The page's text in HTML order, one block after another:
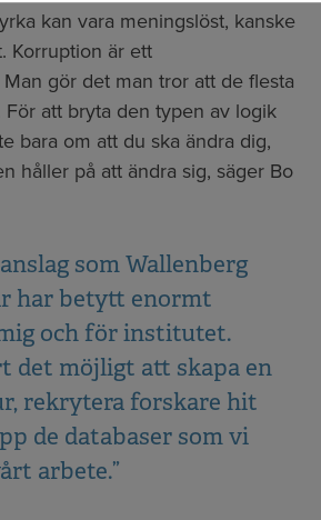
kan vara meningslöst, kanske
Korruption är ett
gör det man tror att de flesta
För att bryta den typen av logik
bara om att du ska ändra dig,
håller på att ändra sig, säger Bo
som Wallenberg
har betytt enormt
och för institutet.
det möjligt att skapa en
rekrytera forskare hit
de databaser som vi
arbete.”